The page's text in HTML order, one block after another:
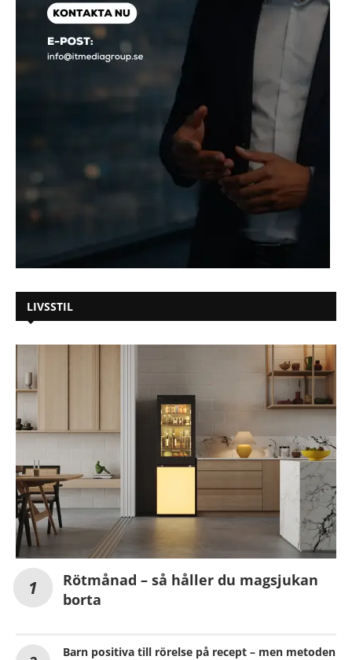
LIVSSTIL
Rötmånad – så håller du magsjukan
borta
Barn positiva till rörelse på recept – men metoden